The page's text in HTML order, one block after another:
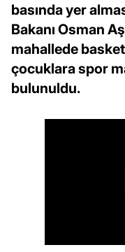
basında yer
Bakanı Osman
mahallede
çocuklara spor
bulunuldu.